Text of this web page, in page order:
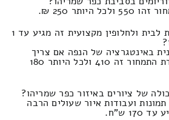
250 ₪.
מה עלות הובלה של כספת לבית ולחלופין מקצועית זה מגיע עד 1
באינטגרציה של הנפה אם צריך
הובלה של כספת משוכבדת התמחור זה 410 ולכל היותר 180
של ציורים באיזור כפר שמריהו?
ועבודות איור שעולים הרבה